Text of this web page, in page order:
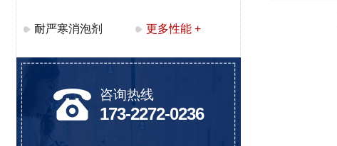
耐严寒消泡剂 更多性能 +
咨询热线
173-2272-0236